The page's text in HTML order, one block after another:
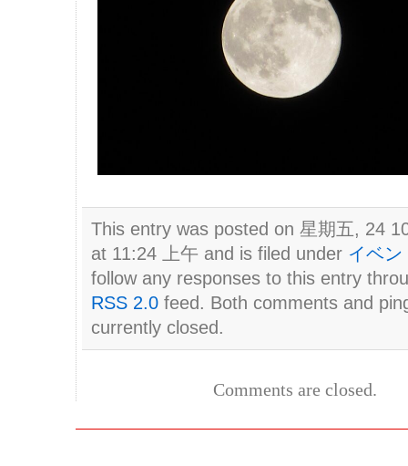
This entry was posted on 星期五, 24
at 11:24 上午 and is filed under イベン
follow any responses to this entry
RSS 2.0feed. Both comments and
currently closed.
Comments are closed.